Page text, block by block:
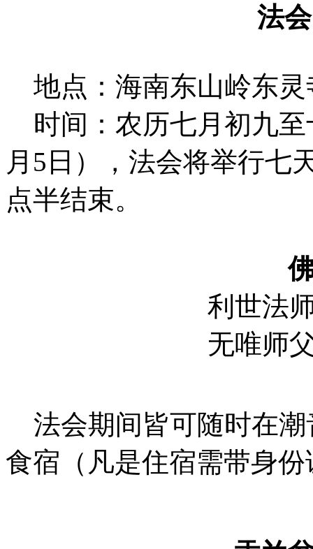
法
地点：海南东山岭东灵
时间：农历七月初九至
月5日），法会将举行七
点半结束。
利世法
无唯师
法会期间皆可随时在潮
食宿（凡是住宿需带身份